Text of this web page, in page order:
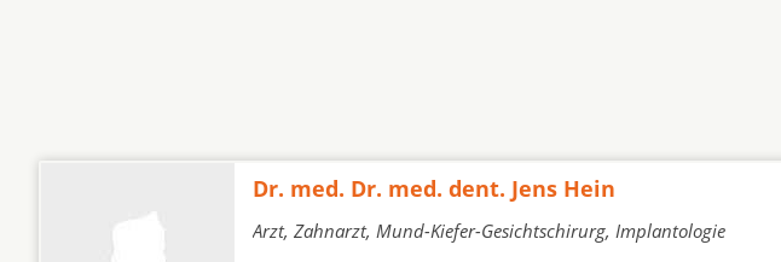
Dr. med. Dr. med. dent. Jens Hein
Arzt, Zahnarzt, Mund-Kiefer-Gesichtschirurg, Implantologie